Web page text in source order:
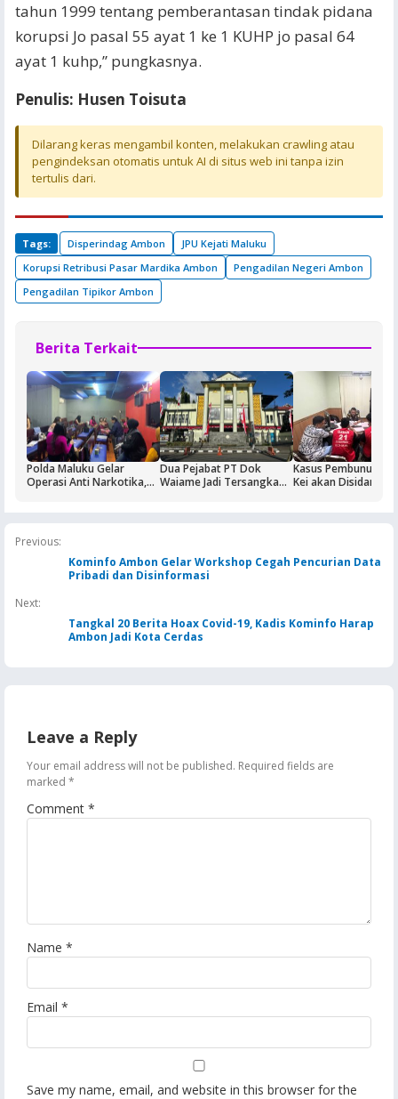
tahun 1999 tentang pemberantasan tindak pidana
korupsi Jo pasal 55 ayat 1 ke 1 KUHP jo pasal 64
ayat 1 kuhp,” pungkasnya.
Penulis: Husen Toisuta
Dilarang keras mengambil konten, melakukan crawling atau
pengindeksan otomatis untuk AI di situs web ini tanpa izin
tertulis dari.
Tags: Disperindag Ambon
JPU Kejati Maluku
Korupsi Retribusi Pasar Mardika Ambon
Pengadilan Negeri Ambon
Pengadilan Tipikor Ambon
Berita Terkait
Polda Maluku Gelar
Operasi Anti Narkotika,
Dua Pejabat PT Dok
Waiame Jadi Tersangka
Kasus Pembunuhan
Kei akan
Previous:
Kominfo Ambon Gelar Workshop Cegah Pencurian Data
Pribadi dan Disinformasi
Next:
Tangkal 20 Berita Hoax Covid-19, Kadis Kominfo Harap
Ambon Jadi Kota Cerdas
Leave a Reply
Your email address will not be published. Required fields are
marked *
Comment *
Name *
Email *
Save my name, email, and website in this browser for the